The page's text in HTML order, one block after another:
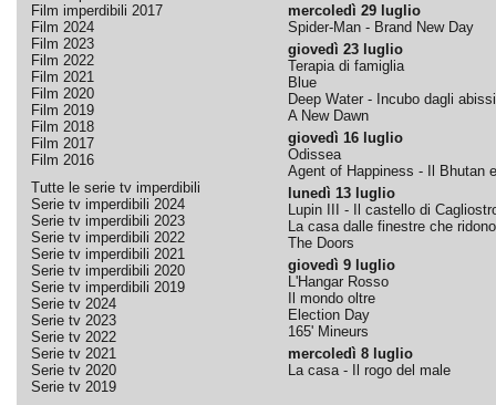
Film imperdibili 2017
Film 2024
Film 2023
Film 2022
Film 2021
Film 2020
Film 2019
Film 2018
Film 2017
Film 2016
Tutte le serie tv imperdibili
Serie tv imperdibili 2024
Serie tv imperdibili 2023
Serie tv imperdibili 2022
Serie tv imperdibili 2021
Serie tv imperdibili 2020
Serie tv imperdibili 2019
Serie tv 2024
Serie tv 2023
Serie tv 2022
Serie tv 2021
Serie tv 2020
Serie tv 2019
mercoledì 29 luglio
Spider-Man - Brand New Day
giovedì 23 luglio
Terapia di famiglia
Blue
Deep Water - Incubo dagli abissi
A New Dawn
giovedì 16 luglio
Odissea
Agent of Happiness - Il Bhutan
lunedì 13 luglio
Lupin III - Il castello di
La casa dalle finestre che ridono
The Doors
giovedì 9 luglio
L'Hangar Rosso
Il mondo oltre
Election Day
165' Mineurs
mercoledì 8 luglio
La casa - Il rogo del male